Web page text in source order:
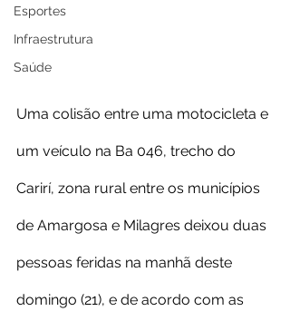
Esportes
Infraestrutura
Saúde
Uma colisão entre uma motocicleta e
um veículo na Ba 046, trecho do
Carirí, zona rural entre os municípios
de Amargosa e Milagres deixou duas
pessoas feridas na manhã deste
domingo (21), e de acordo com as